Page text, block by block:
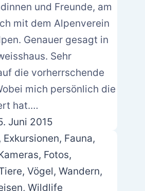
und Freunde, am
mit dem Alpenverein
Genauer gesagt in
Sehr
die vorherrschende
mich persönlich die
hat.…
Juni 2015
, Exkursionen, Fauna,
, Fotos,
, Vögel, Wandern,
, Wildlife